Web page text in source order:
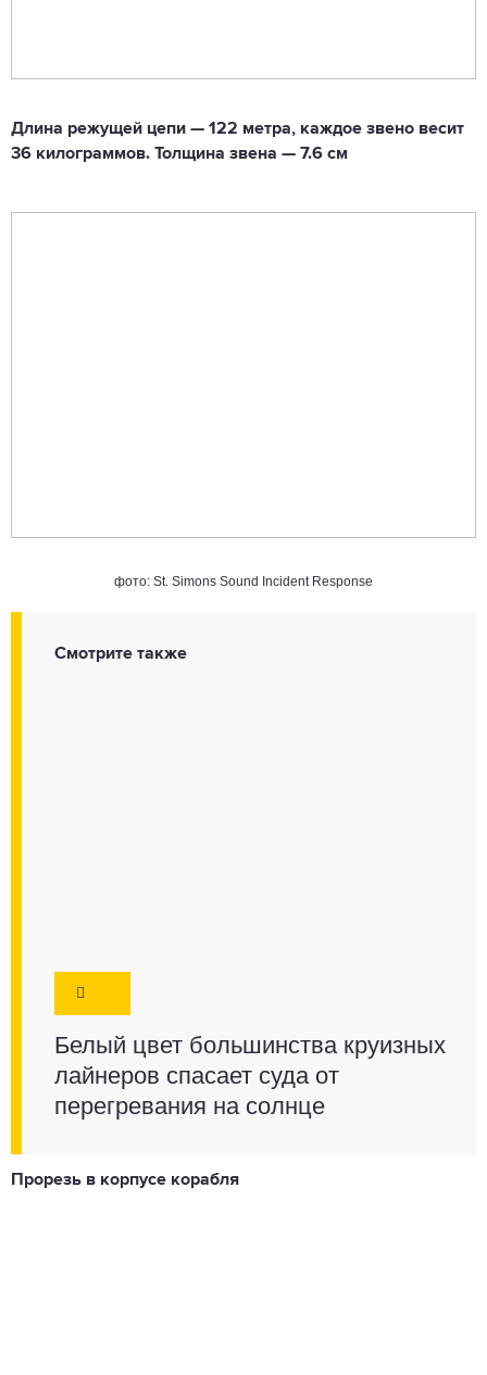
Длина режущей цепи — 122 метра, каждое звено весит
36 килограммов. Толщина звена — 7.6 см
фото: St. Simons Sound Incident Response
Смотрите также
Белый цвет большинства круизных
лайнеров спасает суда от
перегревания на солнце
Прорезь в корпусе корабля